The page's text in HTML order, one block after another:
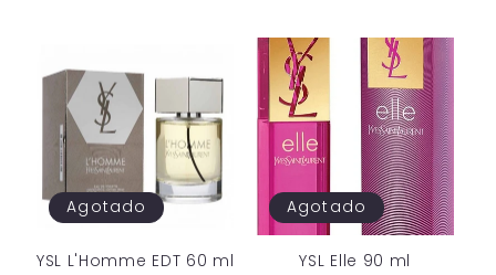
Agotado
YSL L'Homme EDT 60 ml
Agotado
YSL Elle 90 ml